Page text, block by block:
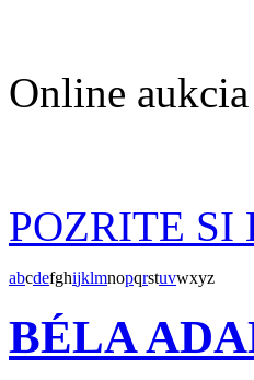
Online
POZRITE
abcdefghijklmnopqrstuvwxyz
BÉLA